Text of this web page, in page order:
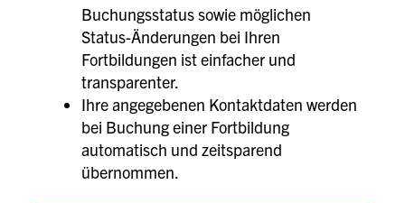
Buchungsstatus sowie möglichen
Status-Änderungen bei Ihren
Fortbildungen ist einfacher und
transparenter.
Ihre angegebenen Kontaktdaten werden
bei Buchung einer Fortbildung
automatisch und zeitsparend
übernommen.